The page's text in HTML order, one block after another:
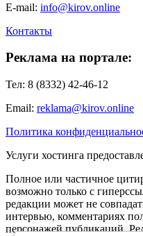
E-mail: info@kirov.online
Контакты
Реклама на портале:
Тел: 8 (8332) 42-46-12
Email: reklama@kirov.online
Политика
Услуги хостинга
Полное или частичное
возможно только с
редакции может не
интервью, комментариях
персонажей публикаций.